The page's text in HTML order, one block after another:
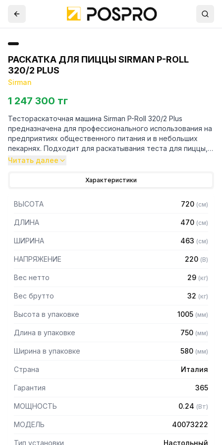
РАСКАТКА ДЛЯ ПИЦЦЫ SIRMAN P-ROLL
320/2 PLUS
Sirman
1 247 300 тг
Тестораскаточная машина Sirman P-Roll 320/2 Plus
предназначена для профессионального использования на
предприятиях общественного питания и в небольших
пекарнях. Подходит для раскатывания теста для пиццы,
фокаччи, лепешек. На выходе получается заготовка
– Две пары валков: 220 и 320 мм
– Раскатка производится в холодном состоянии, чтобы не
изменить свойства теста
– Конструкция из нержавеющей стали AISI 304
помощи вращающейся рукоятки
влагозащитой IP67
напряжения
– Верхние скребки их пищевого алюминия и керамическая
– Съемная защита верхнего и нижнего роликов с
микропереключателем
Читать далее
Характеристики
ВЫСОТА 720 (см)
ДЛИНА 470 (см)
ШИРИНА 463 (см)
НАПРЯЖЕНИЕ 220 (В)
Вес нетто 29 (кг)
Вес брутто 32 (кг)
Высота в упаковке 1005 (мм)
Длина в упаковке 750 (мм)
Ширина в упаковке 580 (мм)
Страна Италия
Гарантия 365
МОЩНОСТЬ 0.24 (Вт)
МОДЕЛЬ 40073222
Тип установки Настольный